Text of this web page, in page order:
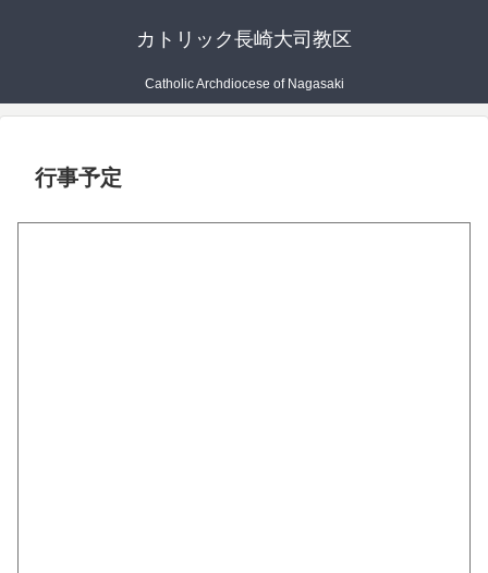
カトリック長崎大司教区
Catholic Archdiocese of Nagasaki
行事予定